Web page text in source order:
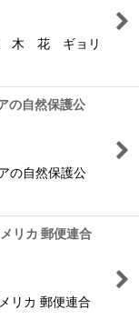
木 花 ギョリ
の自然保護公
の自然保護公
リカ 郵便連合
リカ 郵便連合